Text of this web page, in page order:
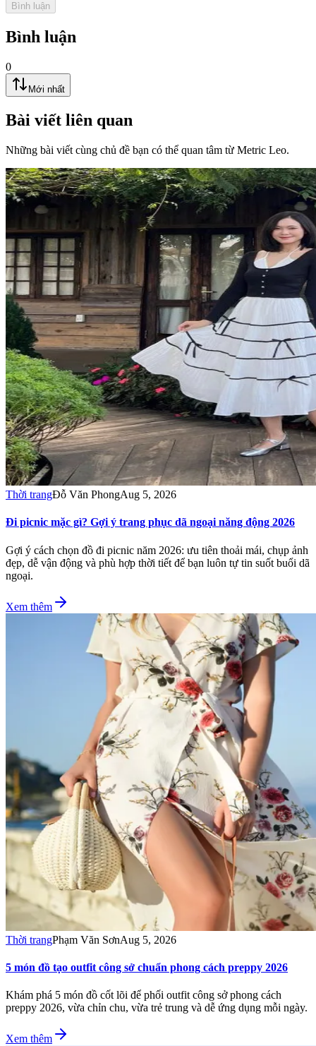
Bình luận
Bình luận
0
Mới nhất
Bài viết liên quan
Những bài viết cùng chủ đề bạn có thể quan tâm từ Metric Leo.
Thời trangĐỗ Văn PhongAug 5, 2026
Đi picnic mặc gì? Gợi ý trang phục dã ngoại năng động 2026
Gợi ý cách chọn đồ đi picnic năm 2026: ưu tiên thoải mái, chụp ảnh
đẹp, dễ vận động và phù hợp thời tiết để bạn luôn tự tin suốt buổi dã
ngoại.
Xem thêm
Thời trangPhạm Văn SơnAug 5, 2026
5 món đồ tạo outfit công sở chuẩn phong cách preppy 2026
Khám phá 5 món đồ cốt lõi để phối outfit công sở phong cách
preppy 2026, vừa chỉn chu, vừa trẻ trung và dễ ứng dụng mỗi ngày.
Xem thêm